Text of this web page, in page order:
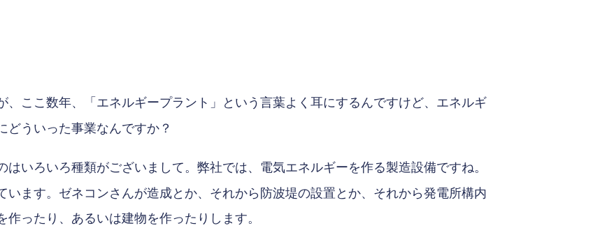
ここ数年、「エネルギープラント」という言葉よく耳にするんですけど、エネルギ
どういった事業なんですか？
いろいろ種類がございまして。弊社では、電気エネルギーを作る製造設備ですね。
います。ゼネコンさんが造成とか、それから防波堤の設置とか、それから発電所構内
ったり、あるいは建物を作ったりします。